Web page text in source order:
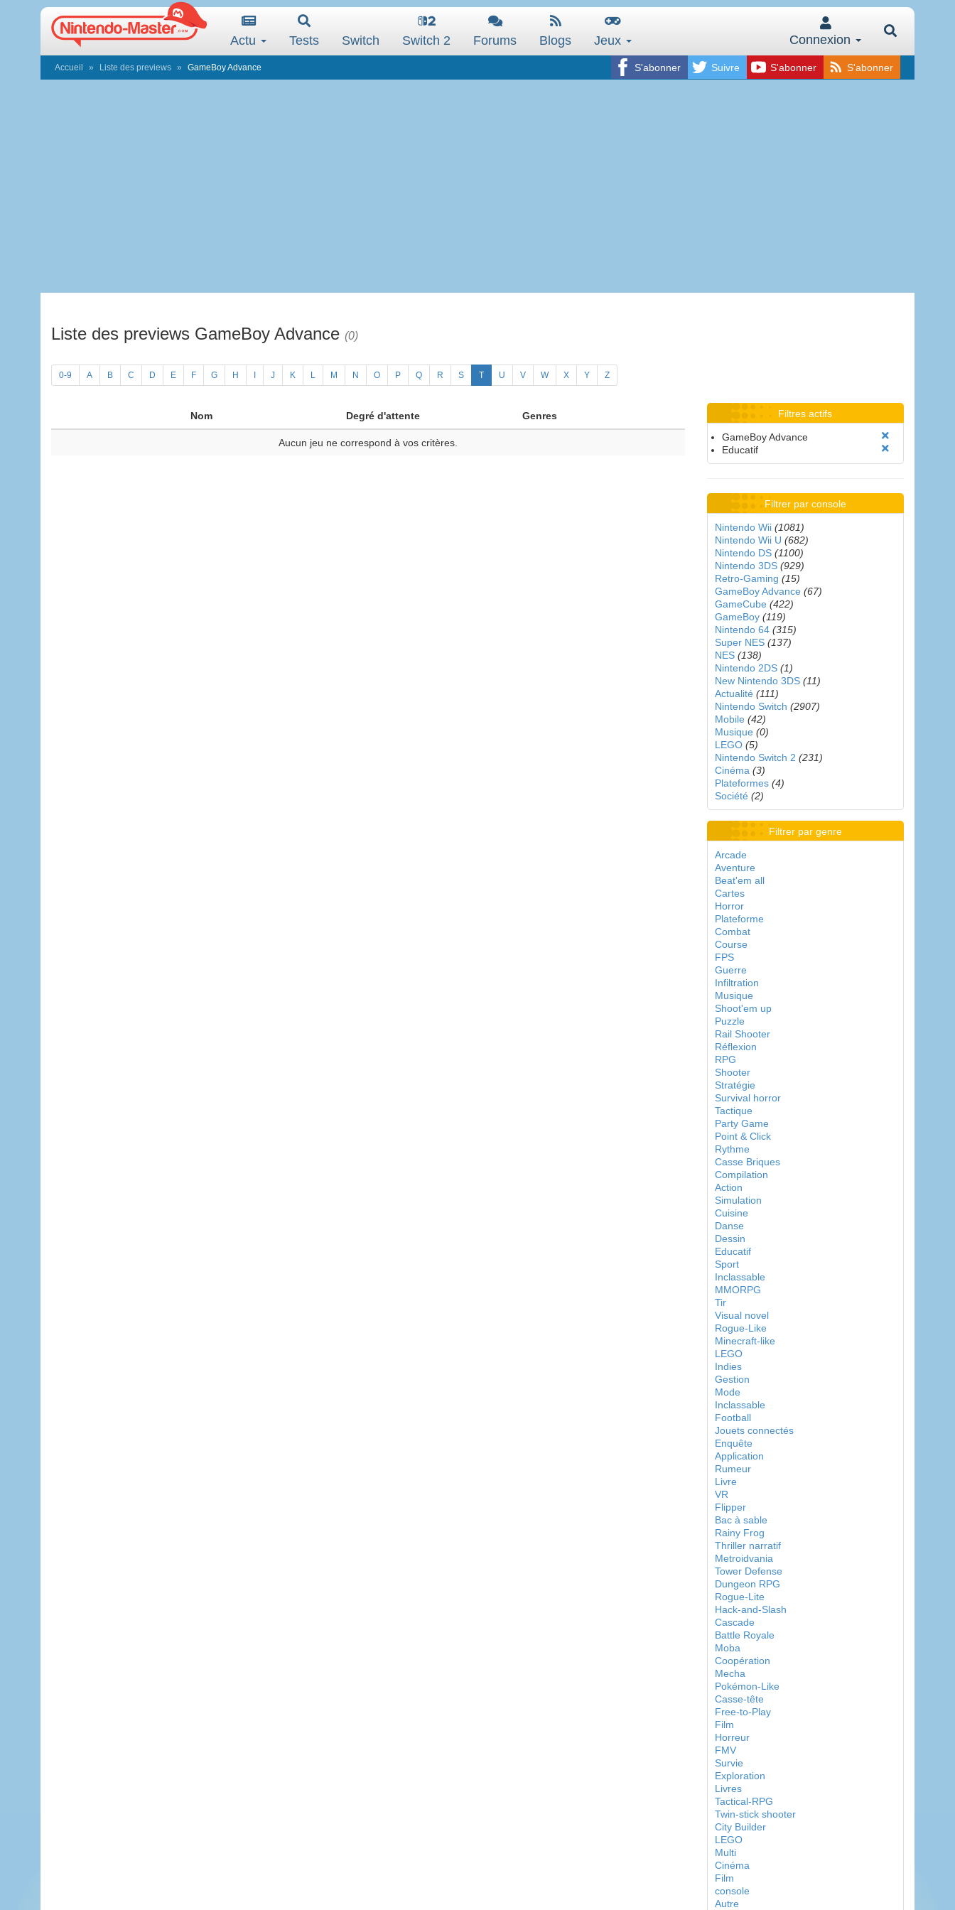
Actu Tests Switch Switch 2 Forums Blogs Jeux Connexion
S'abonner Suivre S'abonner S'abonner
Accueil Liste des previews GameBoy Advance
Liste des previews GameBoy Advance (0)
0-9 A B C D E F G H J K L M N O P Q R S T U V W X Y Z
Nom Degré d'attente Genres
Aucun jeu ne correspond à vos critères.
Filtres actifs
GameBoy Advance
Educatif
Filtrer par console
Nintendo Wii (1081)
Nintendo Wii U (682)
Nintendo DS (1100)
Nintendo 3DS (929)
Retro-Gaming (15)
GameBoy Advance (67)
GameCube (422)
GameBoy (119)
Nintendo 64 (315)
Super NES (137)
NES (138)
Nintendo 2DS (1)
New Nintendo 3DS (11)
Actualité (111)
Nintendo Switch (2907)
Mobile (42)
Musique (0)
LEGO (5)
Nintendo Switch 2 (231)
Cinéma (3)
Plateformes (4)
Société (2)
Filtrer par genre
Arcade
Aventure
Beat'em all
Cartes
Horror
Plateforme
Combat
Course
FPS
Guerre
Infiltration
Musique
Shoot'em up
Puzzle
Rail Shooter
Réflexion
RPG
Shooter
Stratégie
Survival horror
Tactique
Party Game
Point & Click
Rythme
Casse Briques
Compilation
Action
Simulation
Cuisine
Danse
Dessin
Educatif
Sport
Inclassable
MMORPG
Tir
Visual novel
Rogue-Like
Minecraft-like
LEGO
Indies
Gestion
Mode
Inclassable
Football
Jouets connectés
Enquête
Application
Rumeur
Livre
VR
Flipper
Bac à sable
Rainy Frog
Thriller narratif
Metroidvania
Tower Defense
Dungeon RPG
Rogue-Lite
Hack-and-Slash
Cascade
Battle Royale
Moba
Coopération
Mecha
Pokémon-Like
Casse-tête
Free-to-Play
Film
Horreur
FMV
Survie
Exploration
Livres
Tactical-RPG
Twin-stick shooter
City Builder
LEGO
Multi
Cinéma
Film
console
Autre